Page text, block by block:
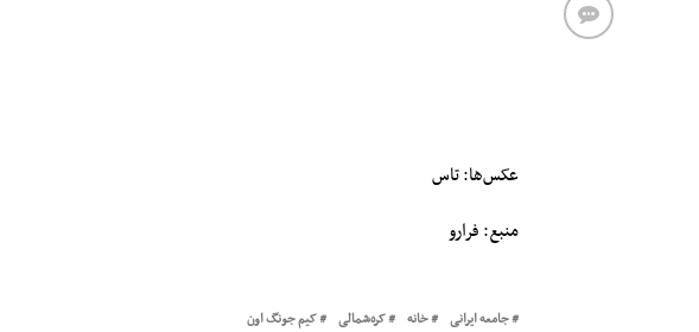
عکس‌ها: تاس
منبع: فرارو
جامعه ایرانی خانه کره‌شمالی کیم جونگ اون